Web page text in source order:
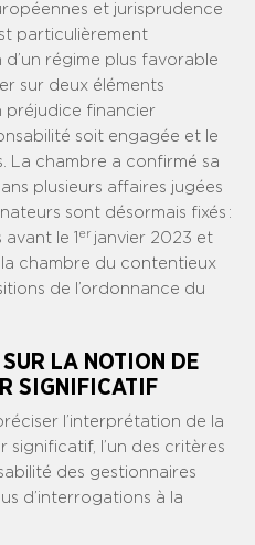
et jurisprudence
particulièrement
régime plus favorable
sur deux éléments
préjudice financier
soit engagée et le
La chambre a confirmé sa
plusieurs affaires jugées
sont désormais fixés :
le 1 er janvier 2023 et
chambre du contentieux
de l’ordonnance du
LA NOTION DE
SIGNIFICATIF
l’interprétation de la
l’un des critères
des gestionnaires
d’interrogations à la